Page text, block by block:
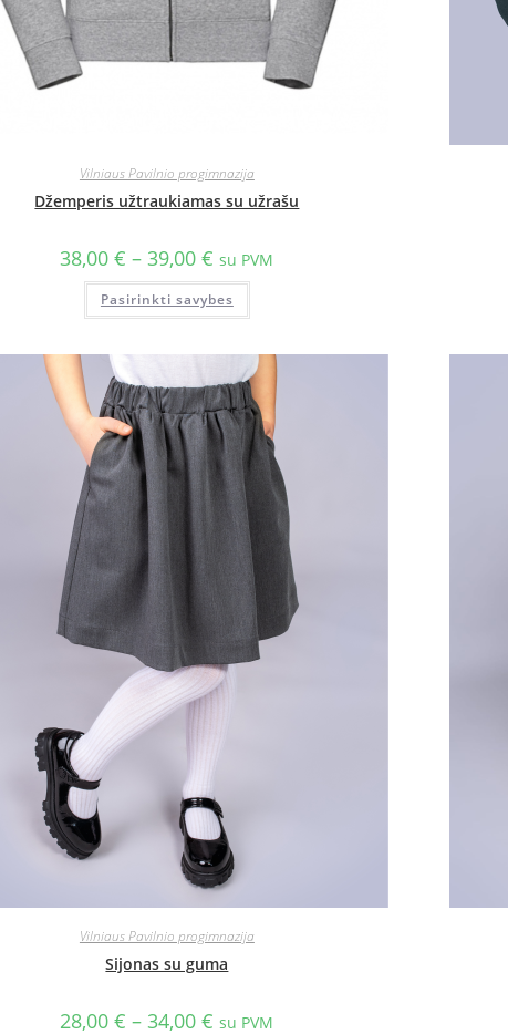
Vilniaus Pavilnio progimnazija
Džemperis užtraukiamas su užrašu
38,00€ – 39,00€ su PVM
Pasirinkti savybes
Vilniaus Pavilnio progimnazija
Sijonas su guma
28,00€ – 34,00€ su PVM